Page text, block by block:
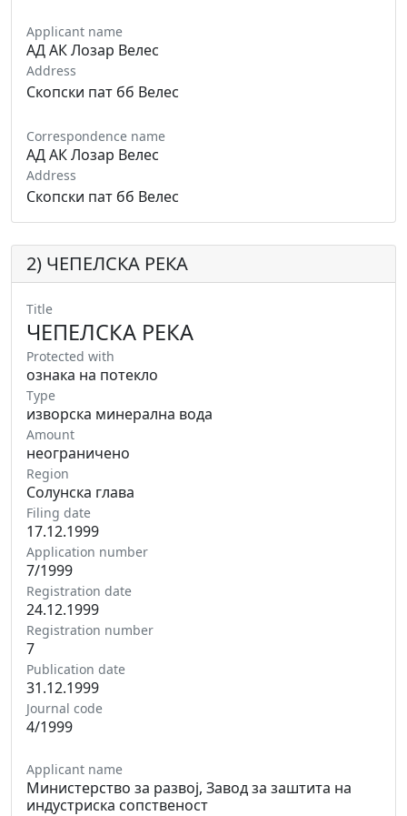
Applicant name
АД АК Лозар Велес
Address
Скопски пат бб Велес
Correspondence name
АД АК Лозар Велес
Address
Скопски пат бб Велес
2) ЧЕПЕЛСКА РЕКА
Title
ЧЕПЕЛСКА РЕКА
Protected with
ознака на потекло
Type
изворска минерална вода
Amount
неограничено
Region
Солунска глава
Filing date
17.12.1999
Application number
7/1999
Registration date
24.12.1999
Registration number
7
Publication date
31.12.1999
Journal code
4/1999
Applicant name
Министерство за развој, Завод за заштита на
индустриска сопственост